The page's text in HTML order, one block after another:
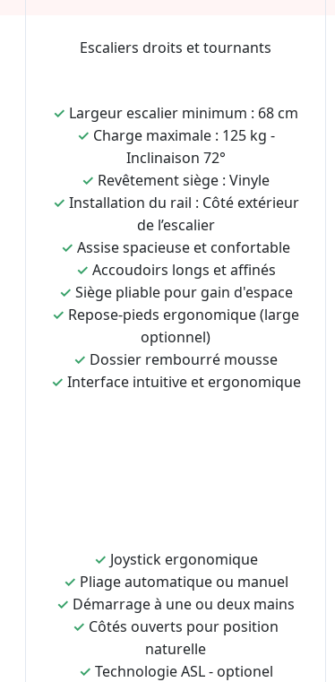
Escaliers droits et tournants
✓ Largeur escalier minimum : 68 cm
✓ Charge maximale : 125 kg -
Inclinaison 72°
✓ Revêtement siège : Vinyle
✓ Installation du rail : Côté extérieur
de l’escalier
✓ Assise spacieuse et confortable
✓ Accoudoirs longs et affinés
✓ Siège pliable pour gain d'espace
✓ Repose-pieds ergonomique (large
optionnel)
✓ Dossier rembourré mousse
✓ Interface intuitive et ergonomique
✓ Joystick ergonomique
✓ Pliage automatique ou manuel
✓ Démarrage à une ou deux mains
✓ Côtés ouverts pour position
naturelle
✓ Technologie ASL - optionel